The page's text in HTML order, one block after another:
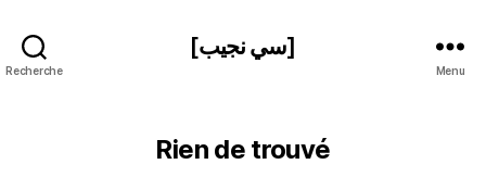
Recherche
[سي نجيب]
Menu
Rien de trouvé